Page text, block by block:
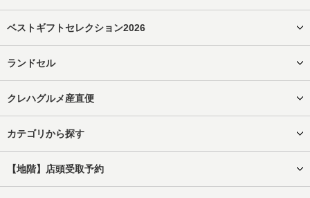
ベストギフトセレクション2026
ランドセル
クレハグルメ産直便
カテゴリから探す
【地階】店頭受取予約